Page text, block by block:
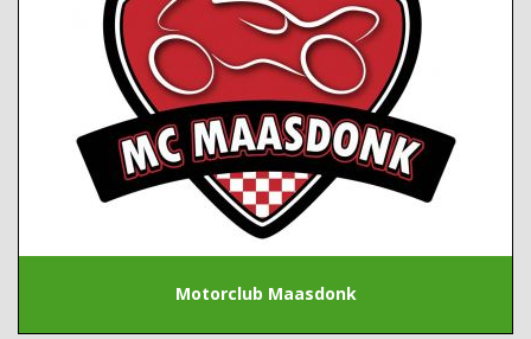
Motorclub Maasdonk